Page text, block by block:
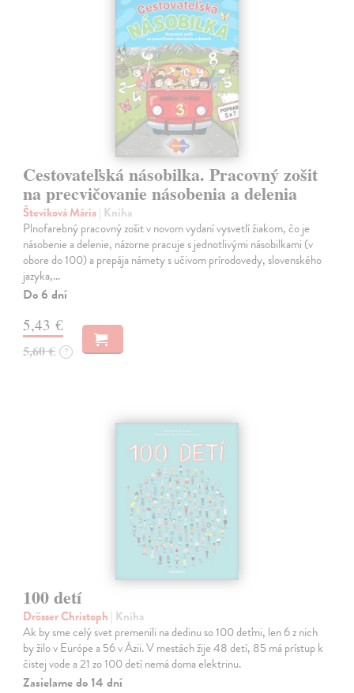
Cestovateľská násobilka. Pracovný zošit
na precvičovanie násobenia a delenia
Števíková Mária| Kniha
Plnofarebný pracovný zošit v novom vydaní vysvetlí žiakom, čo je
násobenie a delenie, názorne pracuje s jednotlivými násobilkami (v
obore do 100) a prepája námety s učivom prírodovedy, slovenského
jazyka,…
Do 6 dní
5,43 €
5,60 € ?
100 detí
Drösser Christoph | Kniha
Ak by sme celý svet premenili na dedinu so 100 deťmi, len 6 z nich
by žilo v Európe a 56 v Ázii. V mestách žije 48 detí, 85 má prístup k
čistej vode a 21 zo 100 detí nemá doma elektrinu.
Zasielame do 14 dní